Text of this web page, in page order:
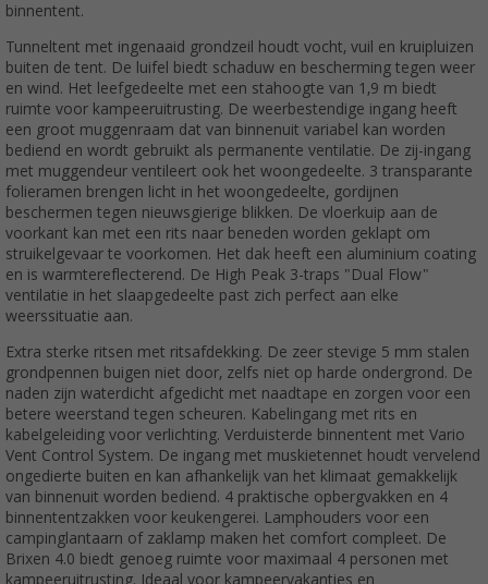
binnentent.
Tunneltent met ingenaaid grondzeil houdt vocht, vuil en kruipluizen
buiten de tent. De luifel biedt schaduw en bescherming tegen weer
en wind. Het leefgedeelte met een stahoogte van 1,9 m biedt
ruimte voor kampeeruitrusting. De weerbestendige ingang heeft
een groot muggenraam dat van binnenuit variabel kan worden
bediend en wordt gebruikt als permanente ventilatie. De zij-ingang
met muggendeur ventileert ook het woongedeelte. 3 transparante
folieramen brengen licht in het woongedeelte, gordijnen
beschermen tegen nieuwsgierige blikken. De vloerkuip aan de
voorkant kan met een rits naar beneden worden geklapt om
struikelgevaar te voorkomen. Het dak heeft een aluminium coating
en is warmtereflecterend. De High Peak 3-traps "Dual Flow"
ventilatie in het slaapgedeelte past zich perfect aan elke
weerssituatie aan.
Extra sterke ritsen met ritsafdekking. De zeer stevige 5 mm stalen
grondpennen buigen niet door, zelfs niet op harde ondergrond. De
naden zijn waterdicht afgedicht met naadtape en zorgen voor een
betere weerstand tegen scheuren. Kabelingang met rits en
kabelgeleiding voor verlichting. Verduisterde binnentent met Vario
Vent Control System. De ingang met muskietennet houdt vervelend
ongedierte buiten en kan afhankelijk van het klimaat gemakkelijk
van binnenuit worden bediend. 4 praktische opbergvakken en 4
binnententzakken voor keukengerei. Lamphouders voor een
campinglantaarn of zaklamp maken het comfort compleet. De
Brixen 4.0 biedt genoeg ruimte voor maximaal 4 personen met
kampeeruitrusting. Ideaal voor kampeervakanties en